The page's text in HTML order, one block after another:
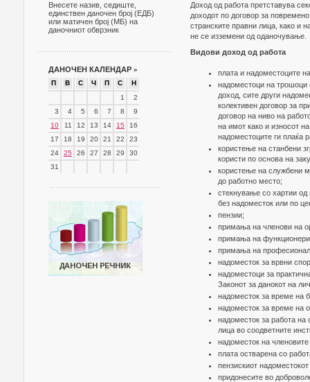
Внесете назив, седиште,
единствен даночен број (ЕДБ)
или матичен број (МБ) на
даночниот обврзник
ДАНОЧЕН КАЛЕНДАР »
П В С Ч П С
Н
1
2
3
4 5 6 7 8
9
10
11 12 13 14 15
16
17
18 19 20 21 22
23
24
25 26 27 28 29
30
31
Доход од работа претставува
доходот по договор за
странските правни лица, како и
не се изземени од оданочување.
Видови доход од работа
плата и надоместоците
надоместоци на трошоци
доход, сите други
колективен договор за
договор на ниво на
на имот како и износот
надоместоците ги плаќа
користење на станбени
користи по основа на
користење на службени
до работно место;
стекнување со хартии од
без надоместок или по
пензии;
примања на членови на
примања на
примања на
надоместок за врвни
надоместоци за
Законот за данокот на
надоместок за време на
надоместок за време на
надоместок за работа на
лица во соодветните
надоместок на
плата остварена со
пензискиот
придонесите во